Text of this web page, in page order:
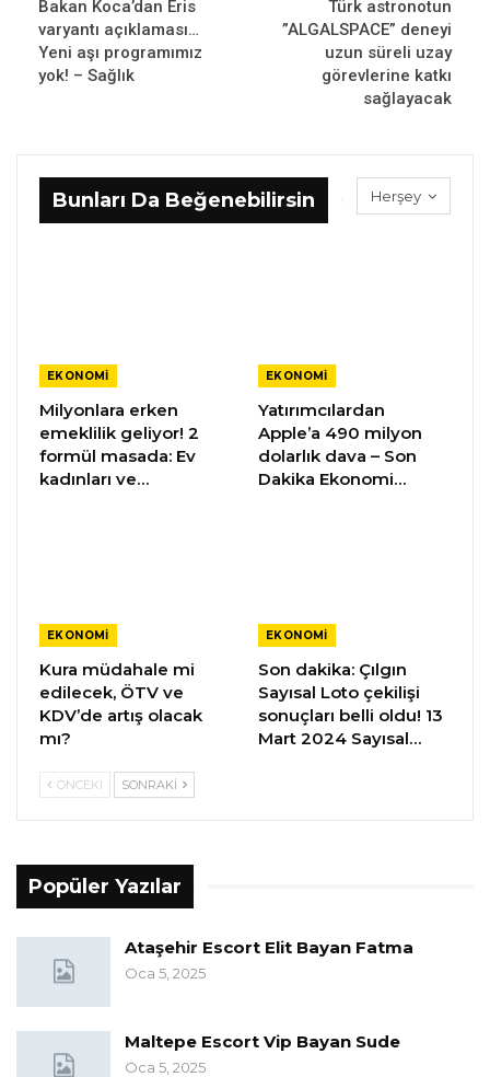
Bakan Koca’dan Eris
varyantı açıklaması…
Yeni aşı programımız
yok! – Sağlık
Türk astronotun
”ALGALSPACE” deneyi
uzun süreli uzay
görevlerine katkı
sağlayacak
Herşey
Bunları Da Beğenebilirsin
EKONOMI
Milyonlara erken
emeklilik geliyor! 2
formül masada: Ev
kadınları ve…
EKONOMI
Yatırımcılardan
Apple’a 490 milyon
dolarlık dava – Son
Dakika Ekonomi…
EKONOMI
Kura müdahale mi
edilecek, ÖTV ve
KDV’de artış olacak
mı?
EKONOMI
Son dakika: Çılgın
Sayısal Loto çekilişi
sonuçları belli oldu! 13
Mart 2024 Sayısal…
ÖNCEKI SONRAKI
Popüler Yazılar
Ataşehir Escort Elit Bayan Fatma
Oca 5, 2025
Maltepe Escort Vip Bayan Sude
Oca 5, 2025